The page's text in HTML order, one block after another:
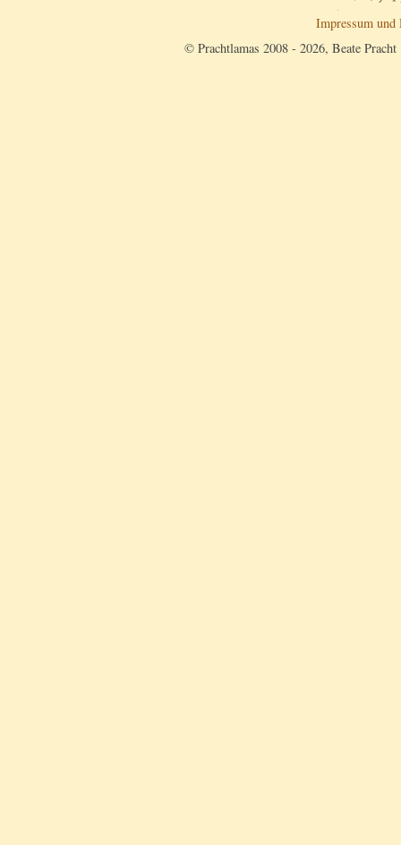
Impressum und
© Prachtlamas 2008 - 2026, Beate Pracht